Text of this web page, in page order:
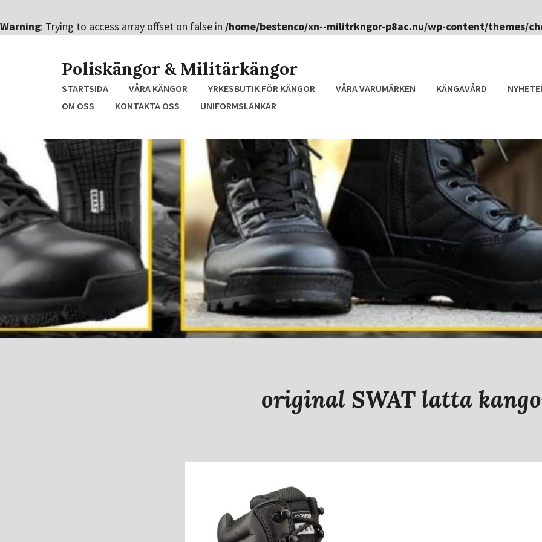
Warning: Trying to access array offset on false in /home/bestenco/xn--militrkngor-p8ac.nu/wp-content/themes/
Poliskängor & Militärkängor
STARTSIDA VÅRA KÄNGOR YRKESBUTIK FÖR KÄNGOR VÅRA VARUMÄRKEN KÄNGAVÅRD
OM OSS
KONTAKTA OSS UNIFORMSLÄNKAR
original SWAT latta